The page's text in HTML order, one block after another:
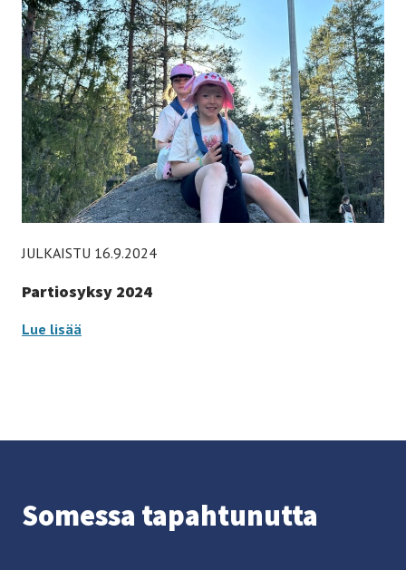
JULKAISTU 16.9.2024
Partiosyksy 2024
Partiosyksy 2024 –
Lue lisää
So­mes­sa ta­pah­tu­nut­ta